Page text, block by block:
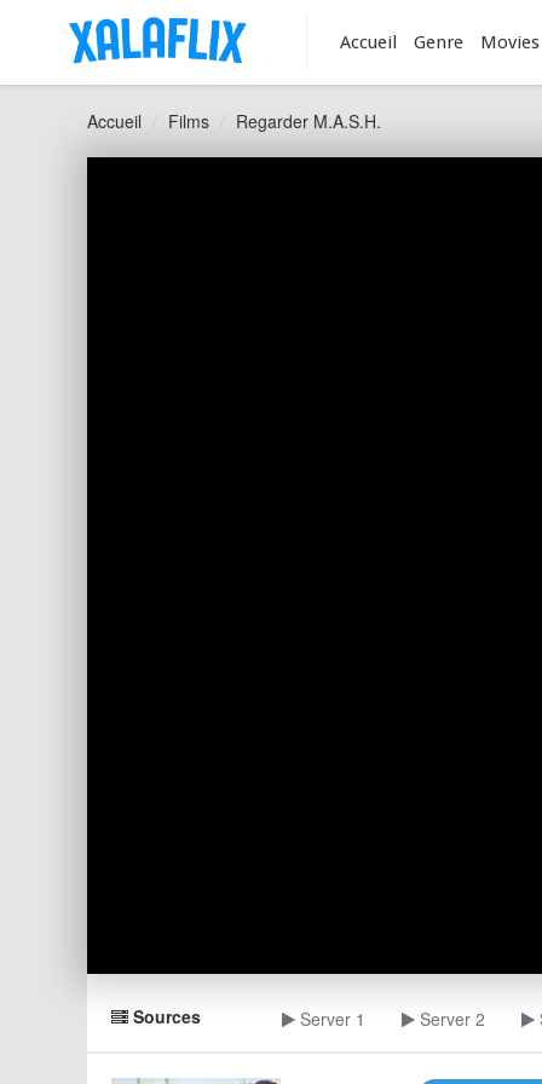
Accueil Genre Movies
Accueil Films Regarder M.A.S.H.
Sources Server 1 Server 2